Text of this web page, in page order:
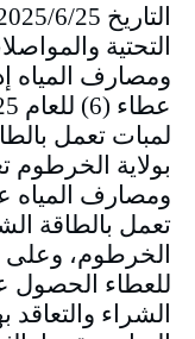
التحتية
ومصارف المياه
لمبات تعمل
بولاية الخرطوم
ومصارف المياه
تعمل بالطاقة
الخرطوم، وعلى
للعطاء الحصول
الشراء